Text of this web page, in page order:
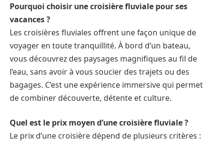
Pourquoi choisir une croisière fluviale pour ses
vacances ?
Les croisières fluviales offrent une façon unique de
voyager en toute tranquillité. À bord d’un bateau,
vous découvrez des paysages magnifiques au fil de
l’eau, sans avoir à vous soucier des trajets ou des
bagages. C’est une expérience immersive qui permet
de combiner découverte, détente et culture.
Quel est le prix moyen d’une croisière fluviale ?
Le prix d’une croisière dépend de plusieurs critères :